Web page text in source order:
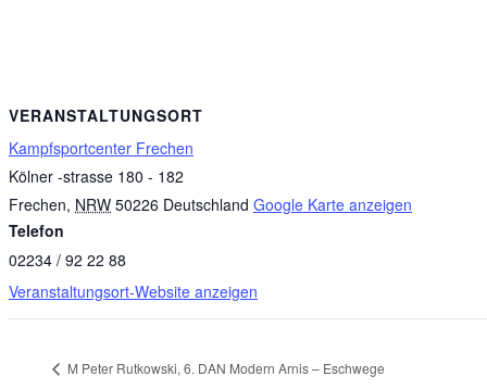
VERANSTALTUNGSORT
Kampfsportcenter Frechen
Kölner -strasse 180 - 182
Frechen, NRW 50226 Deutschland Google Karte anzeigen
Telefon
02234 / 92 22 88
Veranstaltungsort-Website anzeigen
M Peter Rutkowski, 6. DAN Modern Arnis – Eschwege